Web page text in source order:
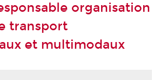
organisation
transport
et multimodaux